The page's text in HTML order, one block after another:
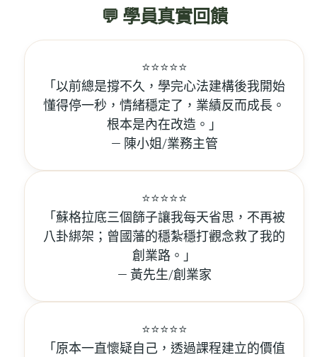
💬 學員真實回饋
⭐️⭐️⭐️⭐️⭐️
「以前總是撐不久，學完心法建構後我開始
懂得停一秒，情緒穩定了，業績反而成長。
根本是內在改造。」
— 陳小姐/業務主管
⭐️⭐️⭐️⭐️⭐️
「蘇格拉底三個篩子讓我每天省思，不再被
八卦綁架；曾國藩的穩紮穩打觀念救了我的
創業路。」
— 黃先生/創業家
⭐️⭐️⭐️⭐️⭐️
「原本一直懷疑自己，透過課程建立的價值